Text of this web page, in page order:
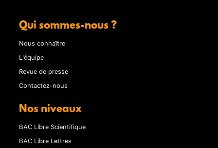
Qui sommes-nous ?
Nous connaître
L'équipe
Revue de presse
Contactez-nous
Nos niveaux
BAC Libre Scientifique
BAC Libre Lettres